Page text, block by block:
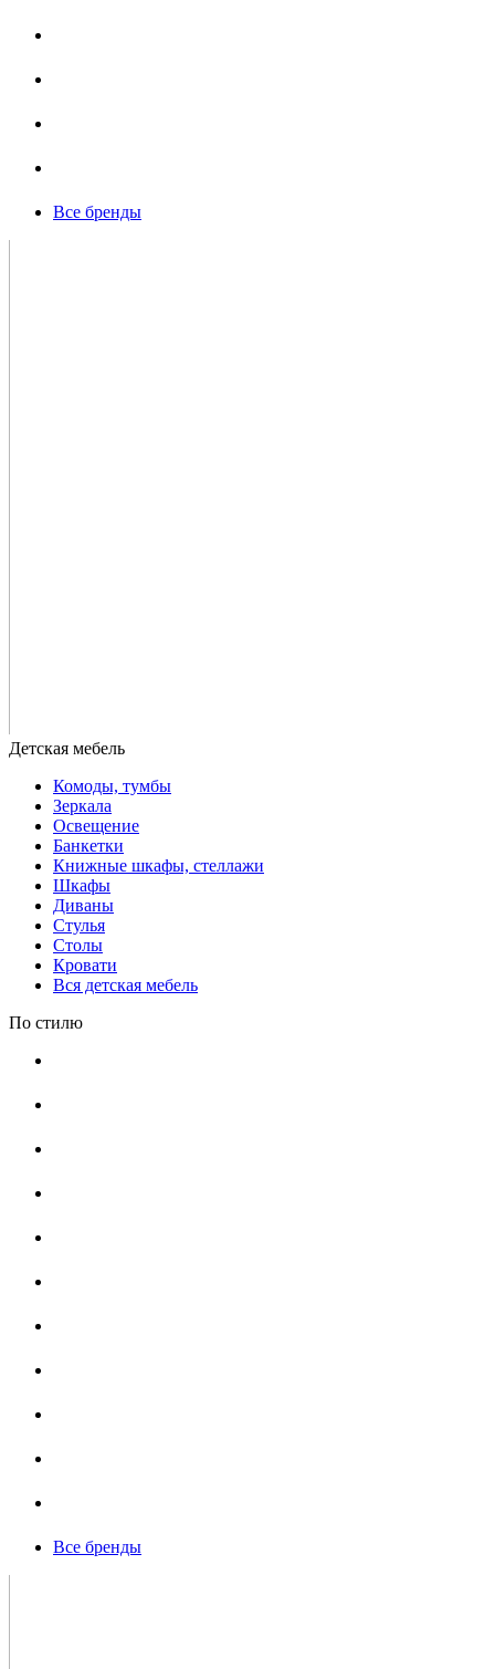
Комоды, тумбы
Зеркала
Освещение
Банкетки
Книжные шкафы, стеллажи
Шкафы
Диваны
Стулья
Столы
Кровати